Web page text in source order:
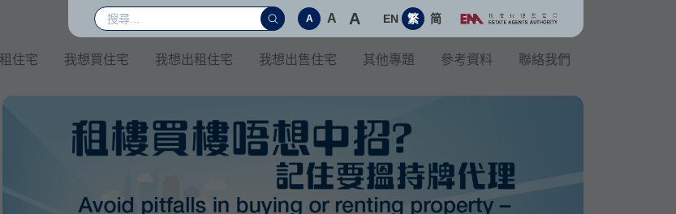
A A A EN 繁 简
住宅 我想買住宅 我想出租住宅 我想出售住宅 其他專題 參考資料 聯絡我們